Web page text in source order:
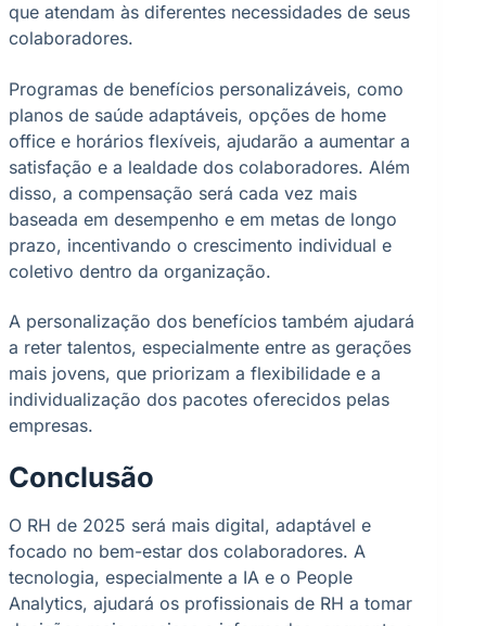
que atendam às diferentes necessidades de seus
colaboradores.
Programas de benefícios personalizáveis, como
planos de saúde adaptáveis, opções de home
office e horários flexíveis, ajudarão a aumentar a
satisfação e a lealdade dos colaboradores. Além
disso, a compensação será cada vez mais
baseada em desempenho e em metas de longo
prazo, incentivando o crescimento individual e
coletivo dentro da organização.
A personalização dos benefícios também ajudará
a reter talentos, especialmente entre as gerações
mais jovens, que priorizam a flexibilidade e a
individualização dos pacotes oferecidos pelas
empresas.
Conclusão
O RH de 2025 será mais digital, adaptável e
focado no bem-estar dos colaboradores. A
tecnologia, especialmente a IA e o People
Analytics, ajudará os profissionais de RH a tomar